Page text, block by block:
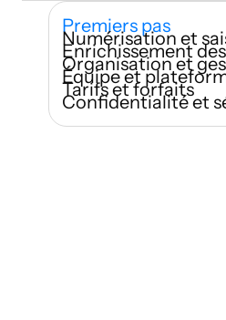
Premiers pas
Numérisation et
Enrichissement
Organisation et
Équipe et
Tarifs et forfaits
Confidentialité et